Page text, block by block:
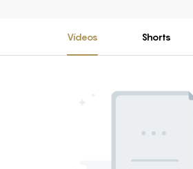
Vídeos Shorts